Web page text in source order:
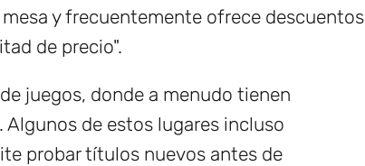
y frecuentemente ofrece descuentos
de precio".
juegos, donde a menudo tienen
de estos lugares incluso
probar títulos nuevos antes de